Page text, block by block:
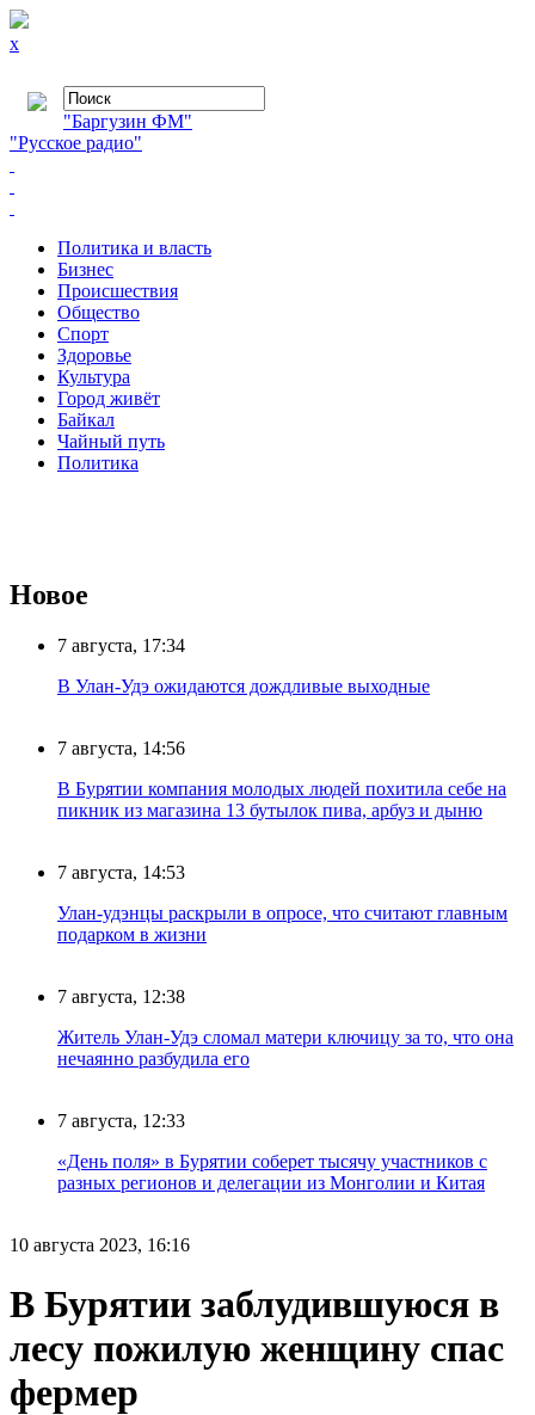
x
"Баргузин ФМ"
"Русское радио"
Политика и власть
Бизнес
Происшествия
Общество
Cпорт
Здоровье
Культура
Город живёт
Байкал
Чайный путь
Политика
Новое
7 августа, 17:34
В Улан-Удэ ожидаются дождливые выходные
7 августа, 14:56
В Бурятии компания молодых людей похитила себе на
пикник из магазина 13 бутылок пива, арбуз и дыню
7 августа, 14:53
Улан-удэнцы раскрыли в опросе, что считают главным
подарком в жизни
7 августа, 12:38
Житель Улан-Удэ сломал матери ключицу за то, что она
нечаянно разбудила его
7 августа, 12:33
«День поля» в Бурятии соберет тысячу участников с
разных регионов и делегации из Монголии и Китая
10 августа 2023, 16:16
В Бурятии заблудившуюся в
лесу пожилую женщину спас
фермер